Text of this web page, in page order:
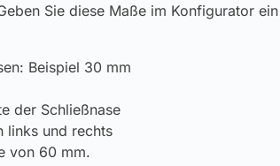
Sie diese Maße im Konfigurator ein
der Schließnase
links und rechts
von 60 mm.